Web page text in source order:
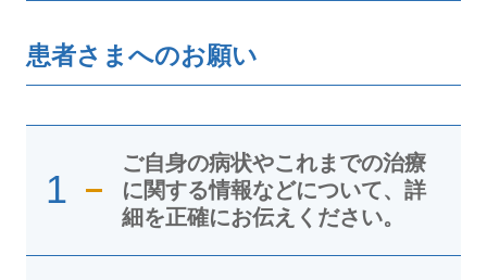
患者さまへのお願い
1
ご自身の病状やこれまでの治療
に関する情報などについて、詳
細を正確にお伝えください。